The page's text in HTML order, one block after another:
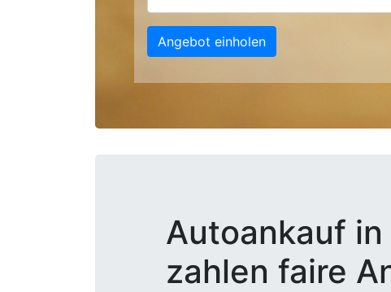
Angebot einholen
Autoankauf
zahlen faire